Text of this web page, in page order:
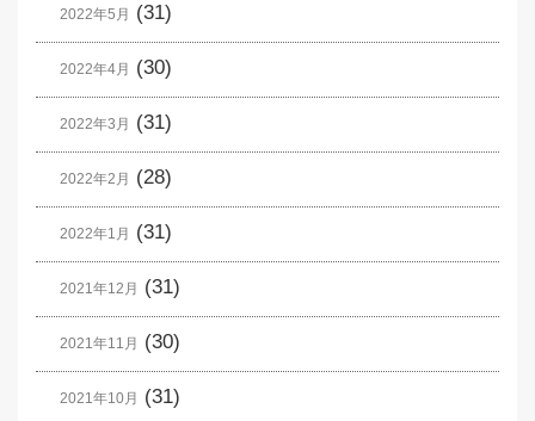
2022年5月 (31)
2022年4月 (30)
2022年3月 (31)
2022年2月 (28)
2022年1月 (31)
2021年12月 (31)
2021年11月 (30)
2021年10月 (31)